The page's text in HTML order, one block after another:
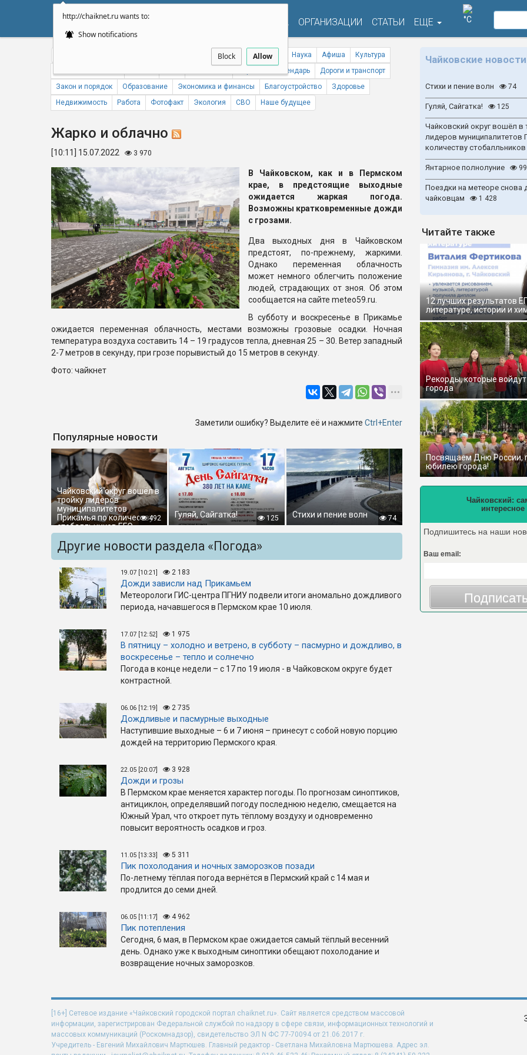
http://chaiknet.ru wants to:
Show notifications
Block Allow
АФИША ОРГАНИЗАЦИИ СТАТЬИ ЕЩЕ °C
Спорт Происшествия Наука Афиша
Культура
Народный календарь
Дороги и транспорт
Закон и порядок
Образование Экономика и финансы Благоустройство
Здоровье
Недвижимость
Работа Фотофакт Экология СВО Наше будущее
Жарко и облачно
[10:11] 15.07.2022 3 970
В Чайковском, как и в Пермском
крае, в предстоящие выходные
ожидается жаркая погода.
Возможны кратковременные дожди
с грозами.
Два выходных дня в Чайковском
предстоят, по-прежнему, жаркими.
Однако переменная облачность
может немного облегчить положение
людей, страдающих от зноя. Об этом
сообщается на сайте meteo59.ru.
В субботу и воскресенье в Прикамье
ожидается переменная облачность, местами возможны грозовые осадки. Ночная
температура воздуха составить 14 – 19 градусов тепла, дневная 25 – 30. Ветер западный
2-7 метров в секунду, при грозе порывистый до 15 метров в секунду.
Фото: чайкнет
Заметили ошибку? Выделите её и нажмите Ctrl+Enter
Популярные новости
Чайковский округ вошёл в
тройку лидеров
муниципалитетов
Прикамья по количеству
стобалльников ЕГЭ
492 Гуляй, Сайгатка! 125 Стихи и пение волн 74
Другие новости раздела «Погода»
19.07 [10:21] 2 183
Дожди зависли над Прикамьем
Метеорологи ГИС-центра ПГНИУ подвели итоги аномально дождливого
периода, начавшегося в Пермском крае 10 июля.
17.07 [12:52] 1 975
В пятницу – холодно и ветрено, в субботу – пасмурно и дождливо, в
воскресенье – тепло и солнечно
Погода в конце недели – с 17 по 19 июля - в Чайковском округе будет
контрастной.
06.06 [12:19] 2 735
Дождливые и пасмурные выходные
Наступившие выходные – 6 и 7 июня – принесут с собой новую порцию
дождей на территорию Пермского края.
22.05 [20:07] 3 928
Дожди и грозы
В Пермском крае меняется характер погоды. По прогнозам синоптиков,
антициклон, определявший погоду последнюю неделю, смещается на
Южный Урал, что откроет путь тёплому воздуху и одновременно
повысит вероятность осадков и гроз.
11.05 [13:33] 5 311
Пик похолодания и ночных заморозков позади
По-летнему тёплая погода вернётся в Пермский край с 14 мая и
продлится до семи дней.
06.05 [11:17] 4 962
Пик потепления
Сегодня, 6 мая, в Пермском крае ожидается самый тёплый весенний
день. Однако уже к выходным синоптики обещают похолодание и
возвращение ночных заморозков.
Чайковские новости
Стихи и пение волн 74
Гуляй, Сайгатка! 125
Чайковский округ вошёл в
лидеров муниципалитетов
количеству
Янтарное полнолуние
Поездки на метеоре снова
чайковцам
1 428
Читайте также
12 лучших результатов
литературе, истории и
Рекорды, которые
города
Посвящаем Дню России,
юбилею города!
Чайковский:
интересное
Подпишитесь на наши
Ваш email:
[16+] Сетевое издание «Чайковский городской портал chaiknet.ru». Сайт является средством массовой
информации, зарегистрирован Федеральной службой по надзору в сфере связи, информационных технологий и
массовых коммуникаций (Роскомнадзор), свидетельство ЭЛ N ФС 77-70094 от 21.06.2017 г.
Учредитель - Евгений Михайлович Мартюшев. Главный редактор - Светлана Михайловна Мартюшева. Адрес эл.